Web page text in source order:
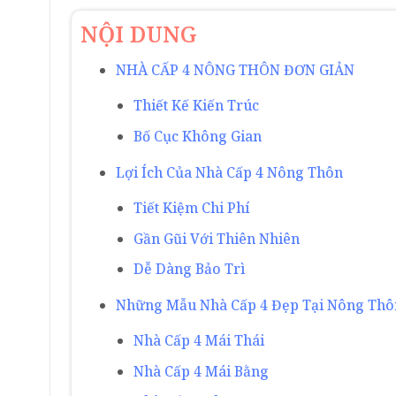
NỘI DUNG
NHÀ CẤP 4 NÔNG THÔN ĐƠN GIẢN
Thiết Kế Kiến Trúc
Bố Cục Không Gian
Lợi Ích Của Nhà Cấp 4 Nông Thôn
Tiết Kiệm Chi Phí
Gần Gũi Với Thiên Nhiên
Dễ Dàng Bảo Trì
Những Mẫu Nhà Cấp 4 Đẹp Tại Nông
Nhà Cấp 4 Mái Thái
Nhà Cấp 4 Mái Bằng